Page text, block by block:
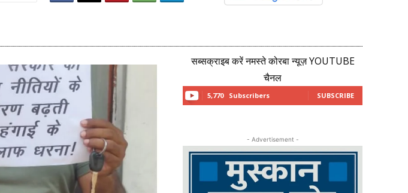
सब्सक्राइब करें नमस्ते कोरबा न्यूज़ YOUTUBE
चैनल
5,770 Subscribers SUBSCRIBE
- Advertisement -